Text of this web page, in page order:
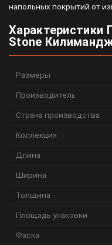
напольных покрытий от
Характеристики
Stone
Размеры
Производитель
Страна производства
Коллекция
Длина
Ширина
Толщина
Площадь упаковки
Фаска